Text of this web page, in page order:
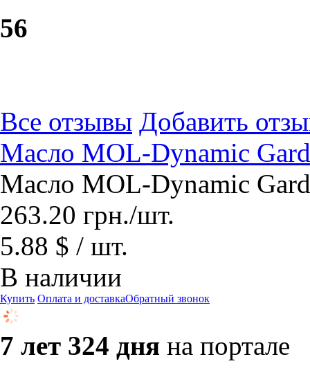
56
Все отзывы Добавить
Масло MOL-Dynamic
Масло MOL-Dynamic
263.20 грн./шт.
5.88 $ / шт.
В наличии
Купить Оплата и доставкаОбратный звонок
7 лет 324 дня на портале